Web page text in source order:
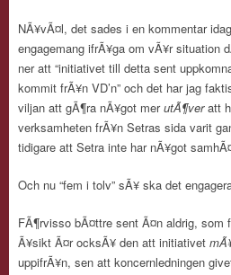
NÃ¥vÃ¤l, det sades i en kommentar
engagemang ifrÃ¥ga om vÃ¥r situation
ner att “initiativet till detta sent
kommit frÃ¥n VD’n” och det har jag
viljan att gÃ¶ra nÃ¥got merutÃ¶veratt
verksamheten frÃ¥n Setras sida varit
tidigare att Setra inte har nÃ¥got
Och nu “fem i tolv” sÃ¥ ska det
FÃ¶rvisso bÃ¤ttre sent Ã¤n aldrig,
Ã¥sikt Ã¤r ocksÃ¥ den att initiativet
uppifrÃ¥n, sen att koncernledningen